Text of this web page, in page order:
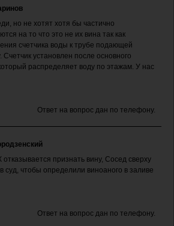
но не хотят хотя бы частично
на то что это не их вина так как
счетчика воды к трубе подающей
Счетчик установлен после основного
распределяет воду по этажам. У нас
Ответ на вопрос дан по телефону.
признать вину, Сосед сверху
суд, чтобы определили виноаного в заливе
Ответ на вопрос дан по телефону.